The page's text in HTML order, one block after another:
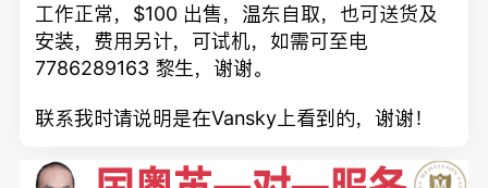
工作正常，$100 出售，温东自取，也可送货及
安装，费用另计，可试机，如需可至电
7786289163 黎生，谢谢。
联系我时请说明是在Vansky上看到的，谢谢！